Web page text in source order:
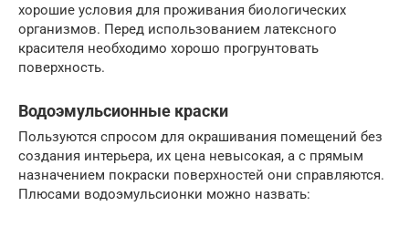
хорошие условия для проживания биологических
организмов. Перед использованием латексного
красителя необходимо хорошо прогрунтовать
поверхность.
Водоэмульсионные краски
Пользуются спросом для окрашивания помещений без
создания интерьера, их цена невысокая, а с прямым
назначением покраски поверхностей они справляются.
Плюсами водоэмульсионки можно назвать: